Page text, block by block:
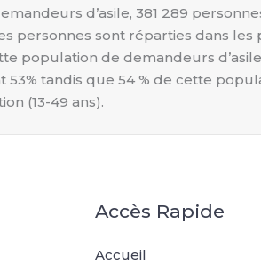
d’asile, 381 289
personnes sont réparties dans les
population de demandeurs
53% tandis que 54 % de cette
(13-49 ans).
Accès Rapide
Accueil